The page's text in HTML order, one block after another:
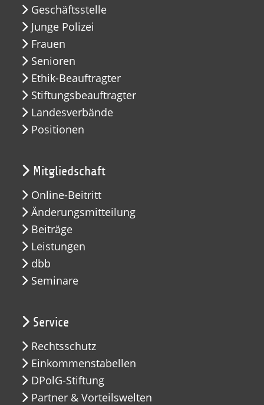
Geschäftsstelle
Junge Polizei
Frauen
Senioren
Ethik-Beauftragter
Stiftungsbeauftragter
Landesverbände
Positionen
Mitgliedschaft
Online-Beitritt
Änderungsmitteilung
Beiträge
Leistungen
dbb
Seminare
Service
Rechtsschutz
Einkommenstabellen
DPolG-Stiftung
Partner & Vorteilswelten